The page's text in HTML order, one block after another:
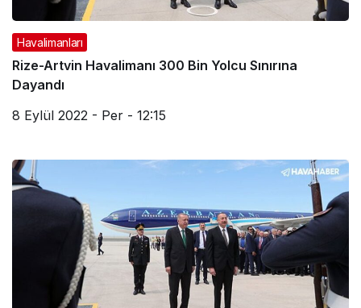
Havalimanları
Rize-Artvin Havalimanı 300 Bin Yolcu Sınırına
Dayandı
8 Eylül 2022 - Per - 12:15